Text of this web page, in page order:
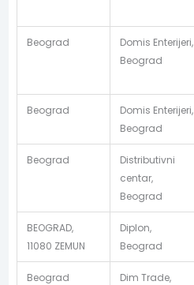
Beograd
Domis Enterijeri,
Beograd
Beograd
Domis Enterijeri,
Beograd
Beograd
Distributivni
centar,
Beograd
BEOGRAD,
11080 ZEMUN
Diplon,
Beograd
Beograd
Dim Trade,